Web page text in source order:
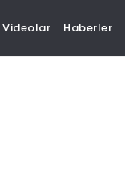
Videolar Haberler